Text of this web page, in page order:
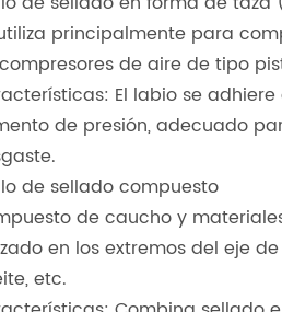
principalmente para
de aire de tipo
El labio se
de presión, adecuado
de sellado compuesto
de caucho y
en los extremos del eje
etc.